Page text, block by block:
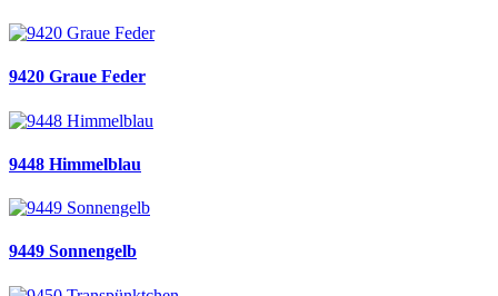
9420 Graue Feder
9448 Himmelblau
9449 Sonnengelb